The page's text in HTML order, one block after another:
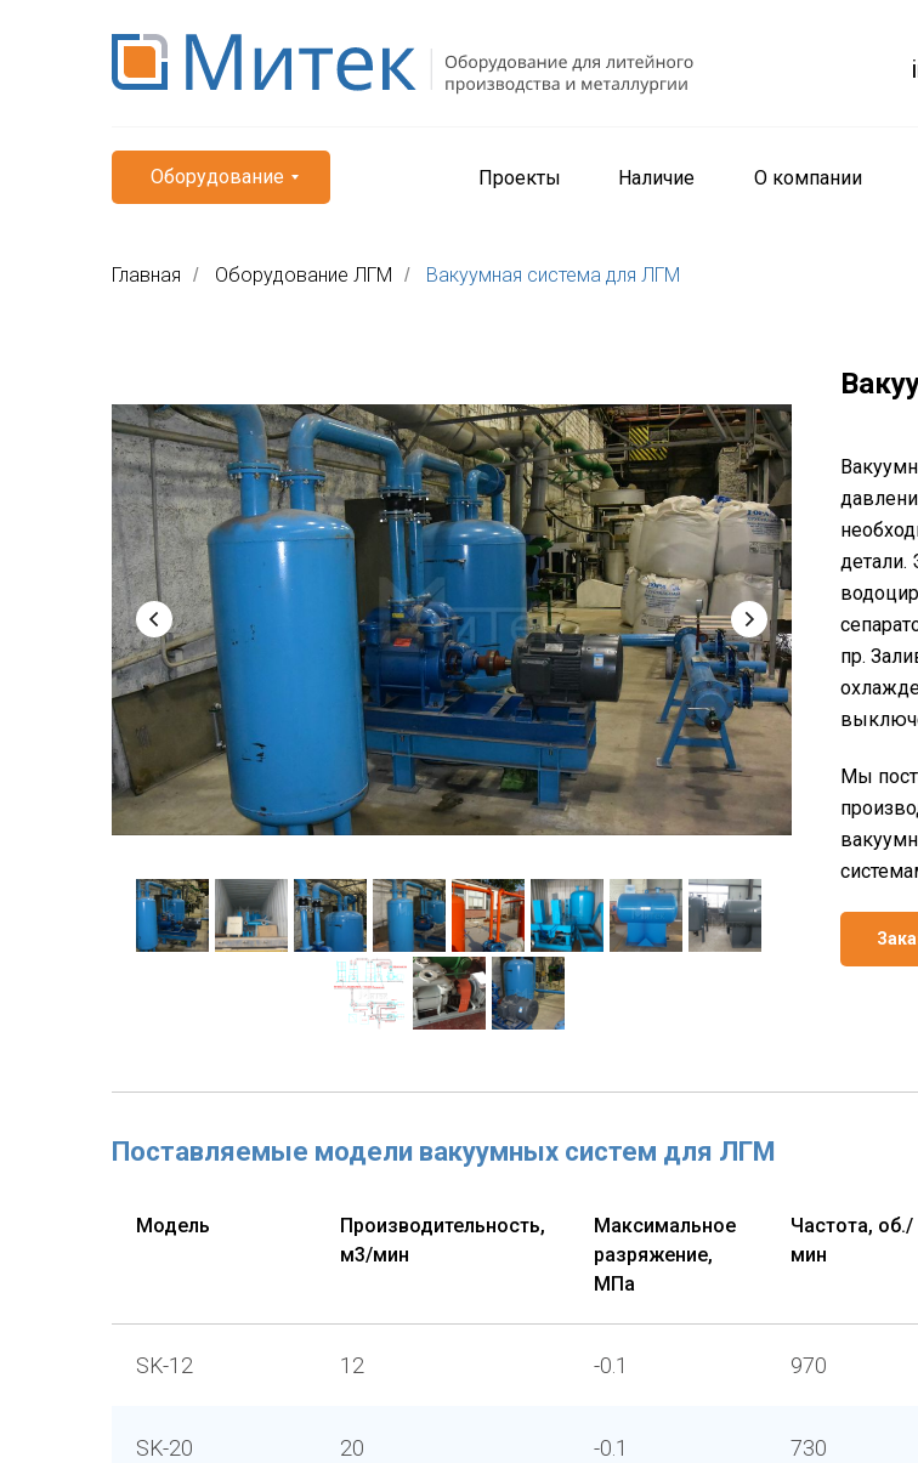
Оборудование Проекты Наличие О компании
Главная / Оборудование ЛГМ / Вакуумная система для ЛГМ
детали.
пр.
Мы
Поставляемые модели вакуумных систем для ЛГМ
Модель
Производительность,
м3/мин
Максимальное
разряжение,
МПа
Частота, об./
мин
SK-12 12 -0.1 970
SK-20 20 -0.1 730